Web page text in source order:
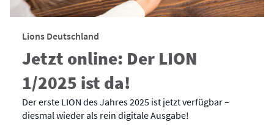
Lions Deutschland
Jetzt online: Der LION
1/2025 ist da!
Der erste LION des Jahres 2025 ist jetzt verfügbar –
diesmal wieder als rein digitale Ausgabe!